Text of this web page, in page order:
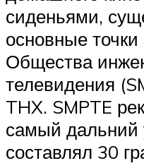
сиденьями,
основные
Общества
телевидения
THX. SMPTE
самый дальний
составлял 30